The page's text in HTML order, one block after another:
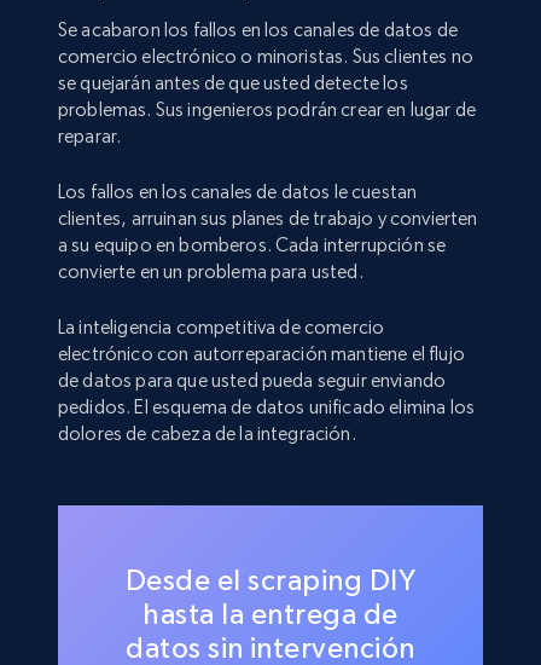
Se acabaron los fallos en los canales de datos de
comercio electrónico o minoristas. Sus clientes no
se quejarán antes de que usted detecte los
problemas. Sus ingenieros podrán crear en lugar de
reparar.
Los fallos en los canales de datos le cuestan
clientes, arruinan sus planes de trabajo y convierten
a su equipo en bomberos. Cada interrupción se
convierte en un problema para usted.
La inteligencia competitiva de comercio
electrónico con autorreparación mantiene el flujo
de datos para que usted pueda seguir enviando
pedidos. El esquema de datos unificado elimina los
dolores de cabeza de la integración.
Desde el scraping DIY
hasta la entrega de
datos sin intervención